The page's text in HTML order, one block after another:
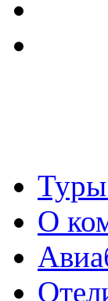
О